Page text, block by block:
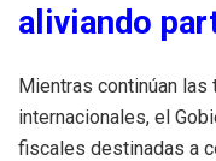
aliviando
Mientras continúan
internacionales, el
fiscales destinadas a